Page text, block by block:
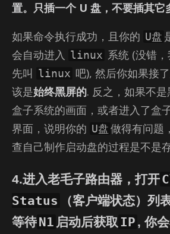
置。只插一个 U 盘，不要插其它
如果命令执行成功，且你的 U盘
会自动进入
linux 系统 (没错，
先叫 linux 吧), 然后你如果接
该是始终黑屏的. 反之，如果不
盒子系统的画面，或者进入了盒
界面，说明你的 U盘做得有问题
查自己制作启动盘的过程是不是
4.进入老毛子路由器，打开
Status
（客户端状态）列
等待N1 启动后获取 IP , 你